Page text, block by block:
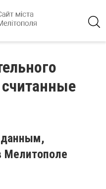
считанные
Мелитополе